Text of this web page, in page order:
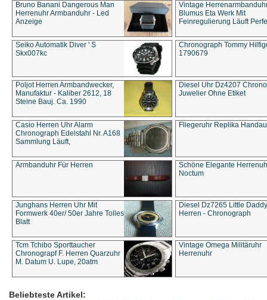
Bruno Banani Dangerous Man
Herrenuhr Armbanduhr - Led
Anzeige
Vintage
Blumus Eta Werk Mit
Feinregulierung Läuft
Seiko Automatik Diver ' S
Skx007kc
Chronograph Tommy
1790679
Poljot Herren Armbandwecker,
Manufaktur - Kaliber 2612, 18
Steine Bauj. Ca. 1990
Diesel Uhr Dz4207
Juwelier Ohne Etiket
Casio Herren Uhr Alarm
Chronograph Edelstahl Nr. A168
Sammlung Läuft,
Fliegeruhr Replika
Armbanduhr Für Herren
Schöne Elegante
Noctum
Junghans Herren Uhr Mit
Formwerk 40er/ 50er Jahre Tolles
Blatt
Diesel Dz7265 Little Daddy
Herren - Chronograph
Tcm Tchibo Sporttaucher
Chronograpf F. Herren Quarzuhr
M. Datum U. Lupe, 20atm
Vintage Omega Militäruhr
Herrenuhr
Beliebteste Artikel: